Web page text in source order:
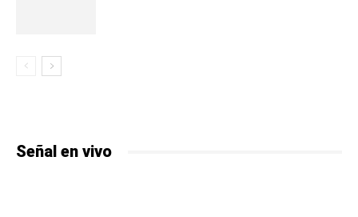
Señal en vivo